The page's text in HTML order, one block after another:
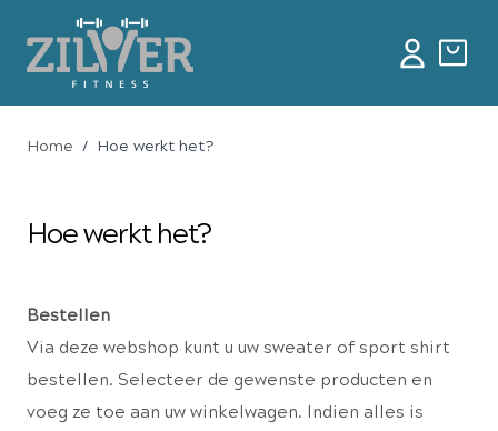
Home / Hoe werkt het?
Hoe werkt het?
Bestellen
Via deze webshop kunt u uw sweater of sport shirt
bestellen. Selecteer de gewenste producten en
voeg ze toe aan uw winkelwagen. Indien alles is